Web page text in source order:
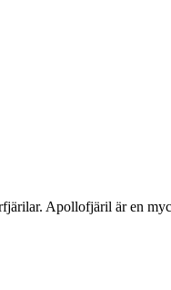
Apollofjäril är en